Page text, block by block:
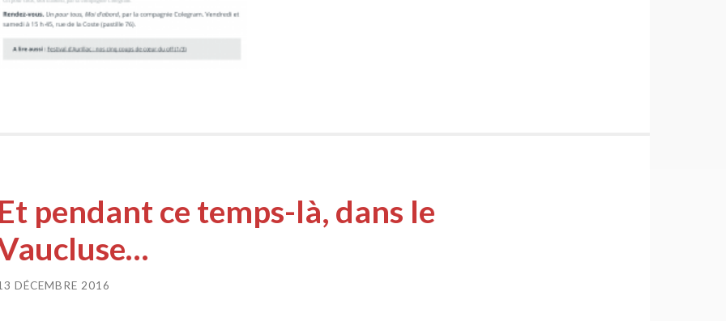
Et pendant ce temps-là, dans le
DÉCEMBRE 2016